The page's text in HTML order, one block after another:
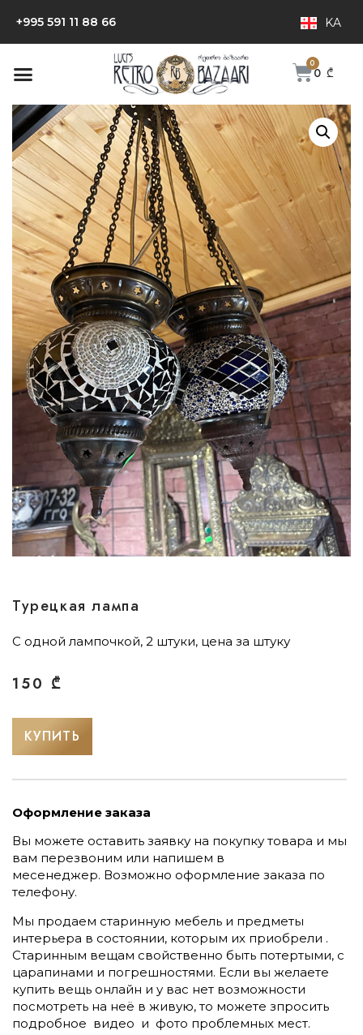
+995 591 11 88 66 KA
0 ₾
Турецкая лампа
С одной лампочкой, 2 штуки, цена за штуку
150 ₾
КУПИТЬ
Оформление заказа
Вы можете оставить заявку на покупку товара и мы
вам перезвоним или напишем в
месенеджер. Возможно оформление заказа по
телефону.
Мы продаем старинную мебель и предметы
интерьера в состоянии, которым их приобрели .
Старинным вещам свойственно быть потертыми, с
царапинами и погрешностями. Если вы желаете
купить вещь онлайн и у вас нет возможности
посмотреть на неё в живую, то можете зпросить
подробное видео и фото проблемных мест.